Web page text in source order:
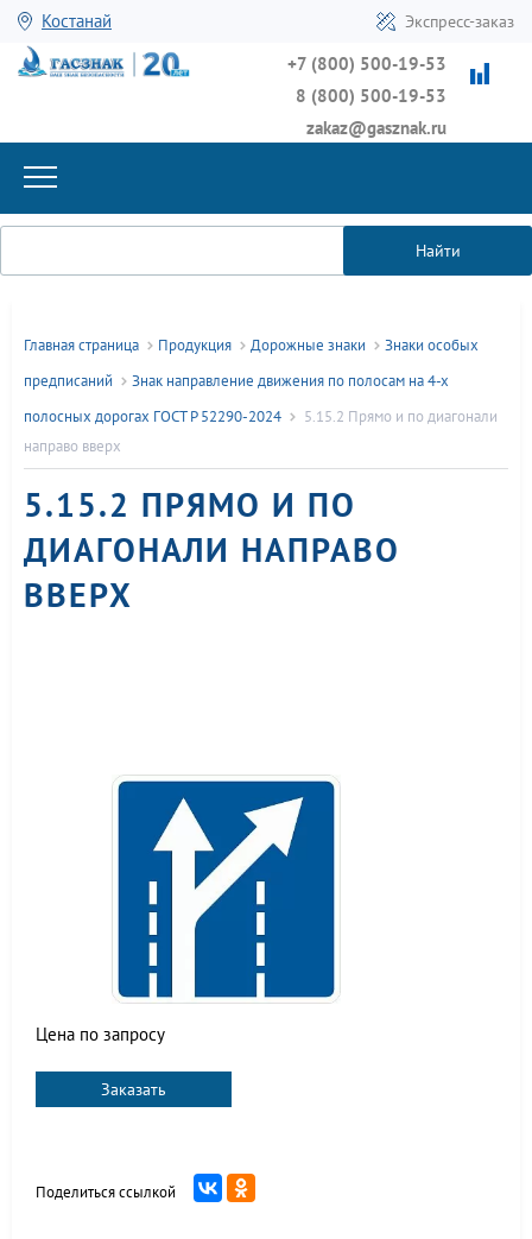
Костанай Экспресс-заказ
+7 (800) 500-19-53
8 (800) 500-19-53
zakaz@gasznak.ru
Найти
Главная страница Продукция Дорожные знаки
Знаки особых
предписаний
Знак направление движения по полосам на 4-х
полосных дорогах ГОСТ Р 52290-2024
5.15.2 Прямо и по диагонали
направо вверх
5.15.2 ПРЯМО И ПО
ДИАГОНАЛИ НАПРАВО
ВВЕРХ
Цена по запросу
Заказать
Поделиться ссылкой